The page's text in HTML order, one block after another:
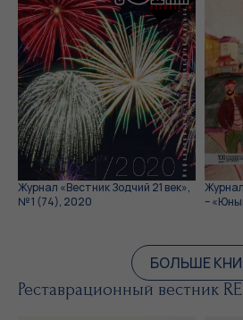
Журнал «Вестник Зодчий 21 век»,
№ 1 (74), 2020
–
БОЛЬШЕ
Реставрационный вестник